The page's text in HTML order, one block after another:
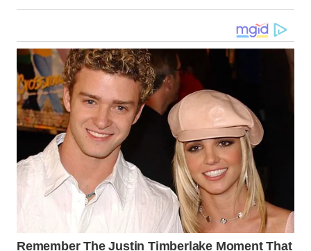
WN
KALTIM
WN
SULSEL
WN
GORONTALO
SULUT